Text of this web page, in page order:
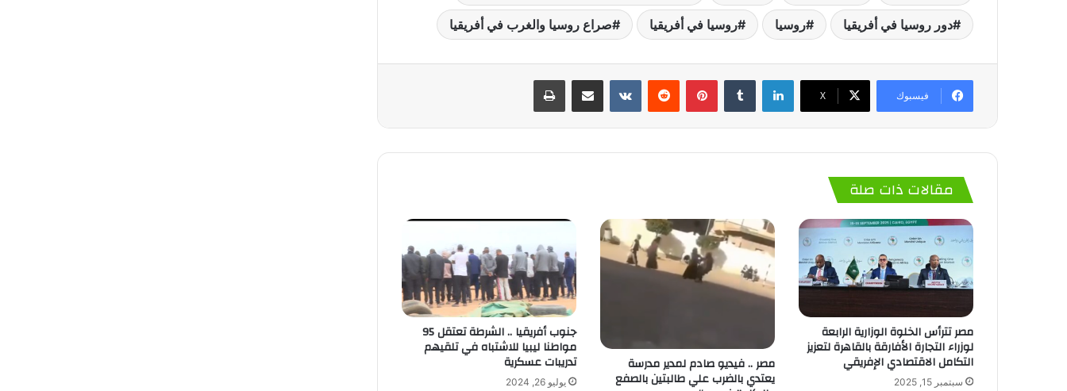
دور روسيا في أفريقيا روسيا روسيا في أفريقيا صراع روسيا والغرب في أفريقيا
فيسبوك ‫X
لينكدإن بينتيريست
مقالات ذات صلة
مصر تترأس الخلوة الوزارية الرابعة
لوزراء التجارة الأفارقة بالقاهرة لتعزيز
التكامل الاقتصادي الإفريقي
سبتمبر 15, 2025
مصر .. فيديو صادم لمدير مدرسة
يعتدي بالضرب علي طالبتين بالصفع
جنوب أفريقيا .. الشرطة تعتقل 95
مواطنا ليبيا للاشتباه في تلقيهم
تدريبات عسكرية
يوليو 26, 2024